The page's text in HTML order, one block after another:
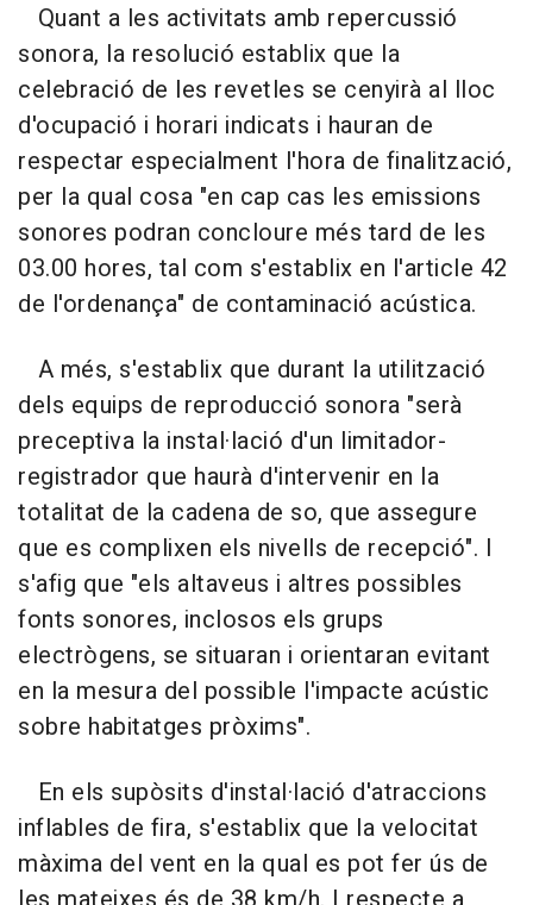
Quant a les activitats amb repercussió
sonora, la resolució establix que la
celebració de les revetles se cenyirà al lloc
d'ocupació i horari indicats i hauran de
respectar especialment l'hora de finalització,
per la qual cosa "en cap cas les emissions
sonores podran concloure més tard de les
03.00 hores, tal com s'establix en l'article 42
de l'ordenança" de contaminació acústica.
A més, s'establix que durant la utilització
dels equips de reproducció sonora "serà
preceptiva la instal·lació d'un limitador-
registrador que haurà d'intervenir en la
totalitat de la cadena de so, que assegure
que es complixen els nivells de recepció". I
s'afig que "els altaveus i altres possibles
fonts sonores, inclosos els grups
electrògens, se situaran i orientaran evitant
en la mesura del possible l'impacte acústic
sobre habitatges pròxims".
En els supòsits d'instal·lació d'atraccions
inflables de fira, s'establix que la velocitat
màxima del vent en la qual es pot fer ús de